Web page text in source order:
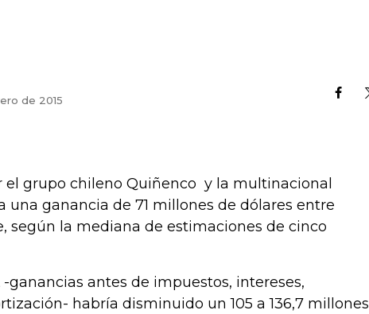
de 2015
el grupo chileno Quiñenco y la multinacional
una ganancia de 71 millones de dólares entre
según la mediana de estimaciones de cinco
-ganancias antes de impuestos, intereses,
habría disminuido un 105 a 136,7 millones